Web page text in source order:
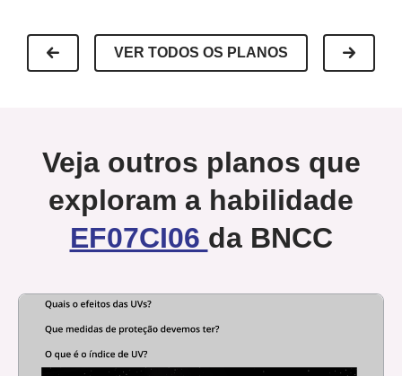
VER TODOS OS PLANOS
Veja outros planos que
exploram a habilidade
EF07CI06 da BNCC